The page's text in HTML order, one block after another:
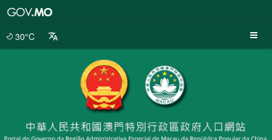
30°C